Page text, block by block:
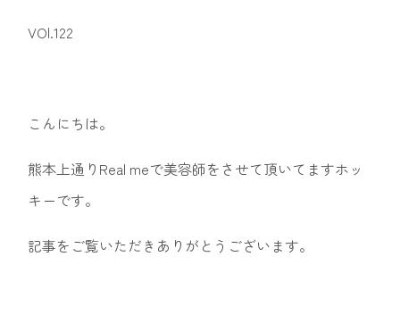
VOl.122
こんにちは。
熊本上通りReal meで美容師をさせて頂いてますホッ
キーです。
記事をご覧いただきありがとうございます。